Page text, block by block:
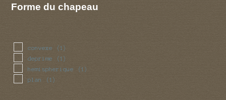
Forme du chapeau
convexe (1)
deprime (1)
hemispherique (1)
plan (1)